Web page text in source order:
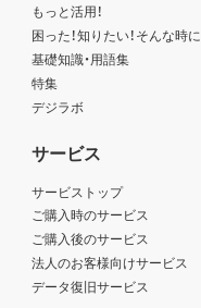
もっと活用！
困った！知りたい！そんな時に
基礎知識・用語集
特集
デジラボ
サービス
サービストップ
ご購入時のサービス
ご購入後のサービス
法人のお客様向けサービス
データ復旧サービス